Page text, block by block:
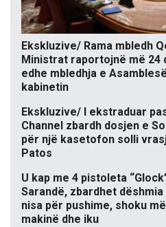
Ekskluzive/ Rama mbledh
Ministrat raportojnë më 24
edhe mbledhja e
kabinetin
Ekskluzive/ I ekstraduar
Channel zbardh dosjen e
për një kasetofon solli
Patos
U kap me 4 pistoleta
Sarandë, zbardhet
nisa për pushime, shoku
makinë dhe iku